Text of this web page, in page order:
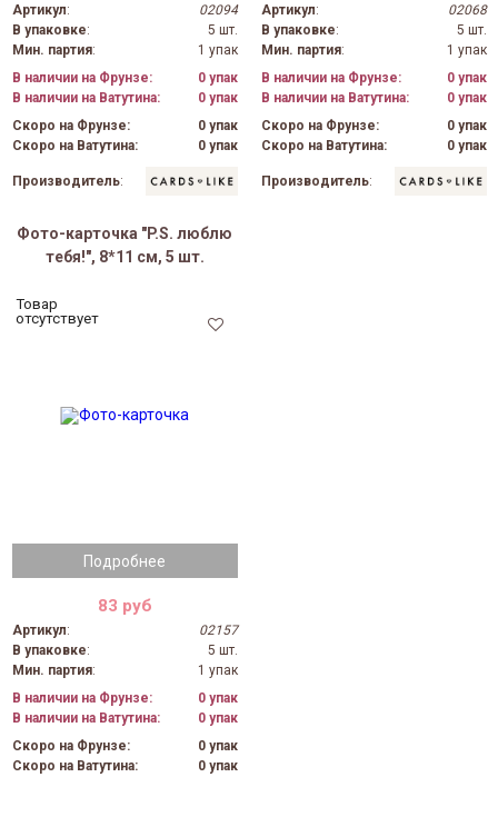
Артикул:
02094
В упаковке:
5 шт.
Мин. партия:
1 упак
В наличии на Фрунзе:
0 упак
В наличии на Ватутина:
0 упак
Скоро на Фрунзе:
0 упак
Скоро на Ватутина:
0 упак
Производитель:
Артикул:
02068
В упаковке:
5 шт.
Мин. партия:
1 упак
В наличии на Фрунзе:
0 упак
В наличии на Ватутина:
0 упак
Скоро на Фрунзе:
0 упак
Скоро на Ватутина:
0 упак
Производитель:
Фото-карточка "P.S. люблю
тебя!", 8*11 см, 5 шт.
Подробнее
Товар
отсутствует
83 руб
Артикул:
02157
В упаковке:
5 шт.
Мин. партия:
1 упак
В наличии на Фрунзе:
0 упак
В наличии на Ватутина:
0 упак
Скоро на Фрунзе:
0 упак
Скоро на Ватутина:
0 упак